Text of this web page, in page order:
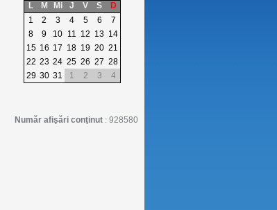
L
M Mi J V S
D
1
2 3 4 5 6
7
8
9 10 11 12 13 14
15 16 17 18 19 20 21
22 23 24 25 26 27 28
29 30 31 1 2 3 4
Număr afişări conţinut: 928580